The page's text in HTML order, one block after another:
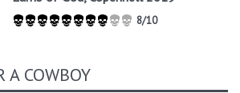
8/10
A COWBOY